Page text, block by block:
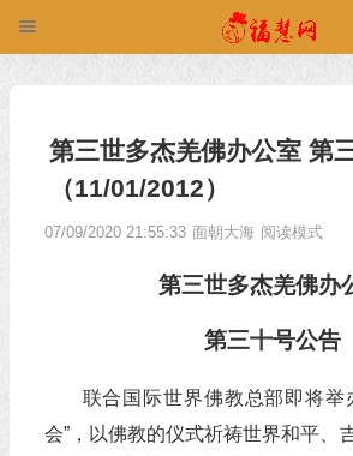
第三世多杰羌佛办公室 第
（11/01/2012）
07/09/2020 21:55:33 面朝大海 阅读模式
第三世多杰羌佛办
第三十号公告
联合国际世界佛教总部即将举
会”，以佛教的仪式祈祷世界和平、